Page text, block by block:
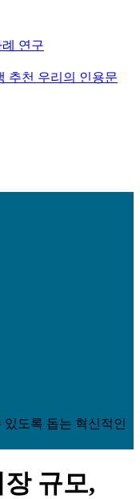
연구
추천 우리의 인용문
도록 돕는 혁신적인
규모,